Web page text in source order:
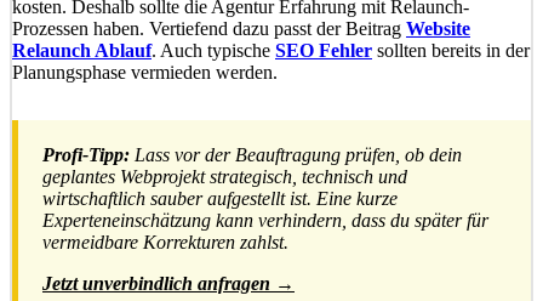
kosten. Deshalb sollte die Agentur Erfahrung mit Relaunch-
Prozessen haben. Vertiefend dazu passt der Beitrag Website
Relaunch Ablauf. Auch typische SEO Fehler sollten bereits in der
Planungsphase vermieden werden.
Profi-Tipp: Lass vor der Beauftragung prüfen, ob dein
geplantes Webprojekt strategisch, technisch und
wirtschaftlich sauber aufgestellt ist. Eine kurze
Experteneinschätzung kann verhindern, dass du später für
vermeidbare Korrekturen zahlst.
Jetzt unverbindlich anfragen →